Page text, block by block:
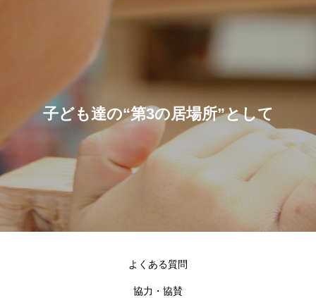
子ども達の“第3の居場所”として
よくある質問
協力・協賛